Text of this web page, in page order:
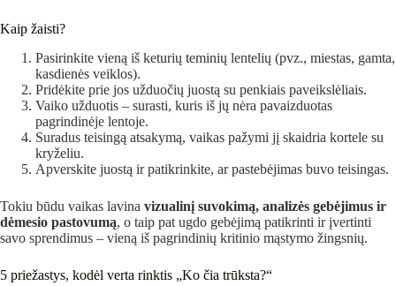
Kaip žaisti?
Pasirinkite vieną iš keturių teminių lentelių (pvz., miestas, gamta,
kasdienės veiklos).
Pridėkite prie jos užduočių juostą su penkiais paveikslėliais.
Vaiko užduotis – surasti, kuris iš jų nėra pavaizduotas
pagrindinėje lentoje.
Suradus teisingą atsakymą, vaikas pažymi jį skaidria kortele su
kryželiu.
Apverskite juostą ir patikrinkite, ar pastebėjimas buvo teisingas.
Tokiu būdu vaikas lavina vizualinį suvokimą, analizės gebėjimus ir
dėmesio pastovumą, o taip pat ugdo gebėjimą patikrinti ir įvertinti
savo sprendimus – vieną iš pagrindinių kritinio mąstymo žingsnių.
5 priežastys, kodėl verta rinktis „Ko čia trūksta?“